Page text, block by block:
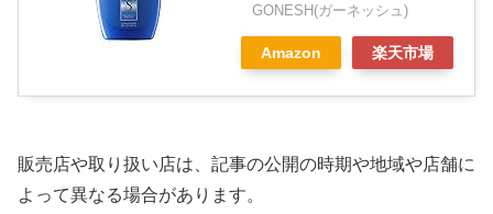
GONESH(ガーネッシュ)
Amazon 楽天市場
販売店や取り扱い店は、記事の公開の時期や地域や店舗に
よって異なる場合があります。